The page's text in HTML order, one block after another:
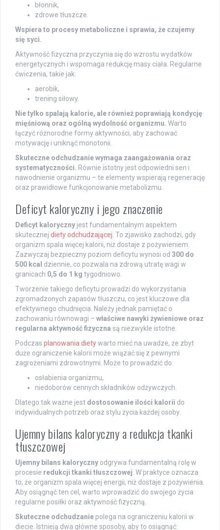
błonnik,
zdrowe tłuszcze.
Wspiera to procesy metaboliczne i sprawia, że czujemy
się syci.
Aktywność fizyczna przyczynia się do wzrostu wydatków
energetycznych i wspomaga redukcję masy ciała. Regularne
ćwiczenia, takie jak:
aerobik,
trening siłowy.
Nie tylko spalają kalorie, ale również poprawiają kondycję
mięśniową oraz ogólną wydolność organizmu. Warto
łączyć różnorodne formy aktywności, aby zachować
motywację i uniknąć monotonii.
Skuteczne odchudzanie wymaga zaangażowania oraz
systematyczności. Równie istotny jest odpowiedni sen i
nawodnienie organizmu – te elementy wspierają regenerację
oraz prawidłowe funkcjonowanie metabolizmu.
Deficyt kaloryczny i jego znaczenie
Deficyt kaloryczny jest fundamentalnym aspektem
skutecznej diety odchudzającej . To zjawisko zachodzi, gdy
organizm spala więcej kalorii, niż dostaje z pożywieniem.
Zazwyczaj bezpieczny poziom deficytu wynosi od 300 do
500 kcal dziennie, co pozwala na zdrową utratę wagi w
granicach 0,5 do 1 kg tygodniowo.
Tworzenie takiego deficytu prowadzi do wykorzystania
zgromadzonych zapasów tłuszczu, co jest kluczowe dla
efektywnego chudnięcia. Należy jednak pamiętać o
zachowaniu równowagi – właściwe nawyki żywieniowe oraz
regularna aktywność fizyczna są niezwykle istotne.
Podczas planowania dietywarto mieć na uwadze, że zbyt
duże ograniczenie kalorii może wiązać się z pewnymi
zagrożeniami zdrowotnymi. Może to prowadzić do:
osłabienia organizmu,
niedoborów cennych składników odżywczych.
Dlatego tak ważne jest dostosowanie ilości kalorii do
indywidualnych potrzeb oraz stylu życia każdej osoby.
Ujemny bilans kaloryczny a redukcja tkanki
tłuszczowej
Ujemny bilans kaloryczny odgrywa fundamentalną rolę w
procesie redukcji tkanki tłuszczowej . W praktyce oznacza
to, że organizm spala więcej energii, niż dostaje z pożywienia.
Aby osiągnąć ten cel, warto wprowadzić do swojego życia
regularne posiłki oraz aktywność fizyczną.
Skuteczne odchudzanie polega na ograniczeniu kalorii w
diecie. Istnieją dwa główne sposoby, aby to osiągnąć: